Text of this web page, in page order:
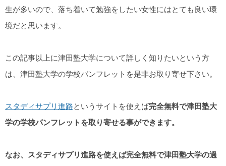
生が多いので、落ち着いて勉強をしたい女性にはとても良い環
境だと思います。
この記事以上に津田塾大学について詳しく知りたいという方
は、津田塾大学の学校パンフレットを是非お取り寄せ下さい。
スタディサプリ進路というサイトを使えば完全無料で津田塾大
学の学校パンフレットを取り寄せる事ができます。
なお、スタディサプリ進路を使えば完全無料で津田塾大学の過